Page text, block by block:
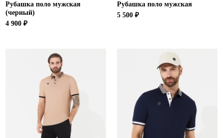
Рубашка поло мужская
(черный)
4 900 ₽
Рубашка поло мужская
5 500 ₽